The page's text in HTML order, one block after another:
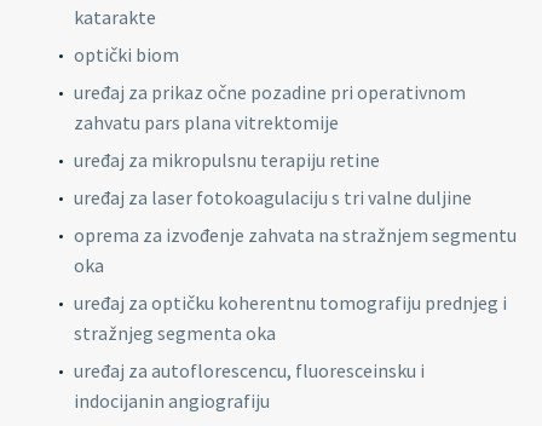
katarakte
optički biom
uređaj za prikaz očne pozadine pri operativnom
zahvatu pars plana vitrektomije
uređaj za mikropulsnu terapiju retine
uređaj za laser fotokoagulaciju s tri valne duljine
oprema za izvođenje zahvata na stražnjem segmentu
oka
uređaj za optičku koherentnu tomografiju prednjeg i
stražnjeg segmenta oka
uređaj za autoflorescencu, fluoresceinsku i
indocijanin angiografiju